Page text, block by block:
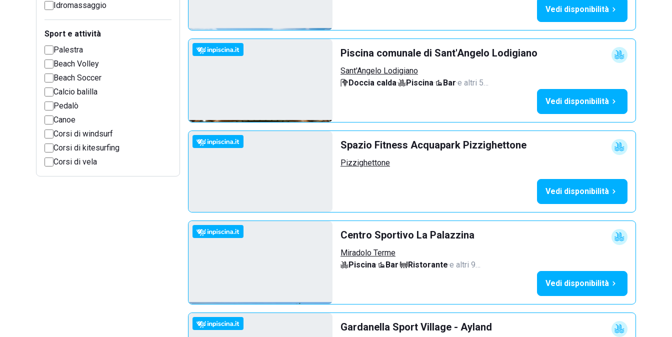
Idromassaggio
Sport e attività
Palestra
Beach Volley
Beach Soccer
Calcio balilla
Pedalò
Canoe
Corsi di windsurf
Corsi di kitesurfing
Corsi di vela
Vedi disponibilità
Piscina comunale di Sant'Angelo Lodigiano
Sant'Angelo Lodigiano
Doccia calda· Piscina· Bar·e altri 5…
Vedi disponibilità
Spazio Fitness Acquapark Pizzighettone
Pizzighettone
Vedi disponibilità
Centro Sportivo La Palazzina
Miradolo Terme
Piscina· Bar· Ristorante·e altri 9…
Vedi disponibilità
Gardanella Sport Village - Ayland